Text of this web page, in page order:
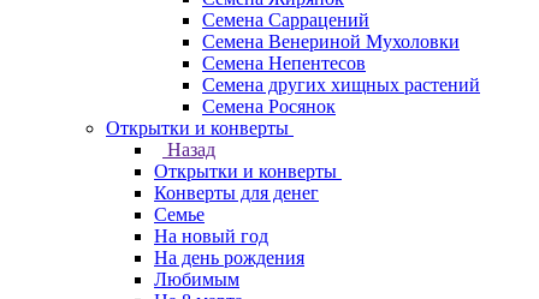
Семена Саррацений
Семена Венериной Мухоловки
Семена Непентесов
Семена других хищных растений
Семена Росянок
Открытки и конверты
Назад
Открытки и конверты
Конверты для денег
Семье
На новый год
На день рождения
Любимым